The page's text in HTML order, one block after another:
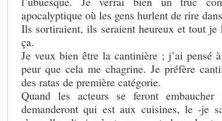
apocalyptique où les gens hurlent de rire
Ils sortiraient, ils seraient heureux et tout je
ça.
Je veux bien être la cantinière ; j’ai pensé
peur que cela me chagrine. Je préfère
des ratas de première catégorie.
Quand les acteurs se feront
demanderont qui est aux cuisines, le -je